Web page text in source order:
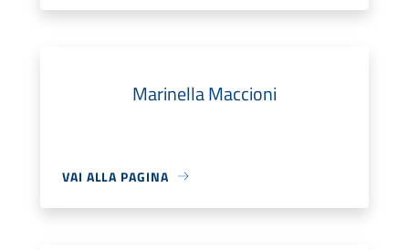
Marinella Maccioni
VAI ALLA PAGINA